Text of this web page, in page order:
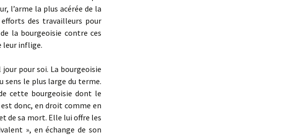
l’arme la plus acérée de la
des travailleurs pour
la bourgeoisie contre ces
leur inflige.
pour soi. La bourgeoisie
sens le plus large du terme.
cette bourgeoisie dont le
donc, en droit comme en
de sa mort. Elle lui offre les
», en échange de son